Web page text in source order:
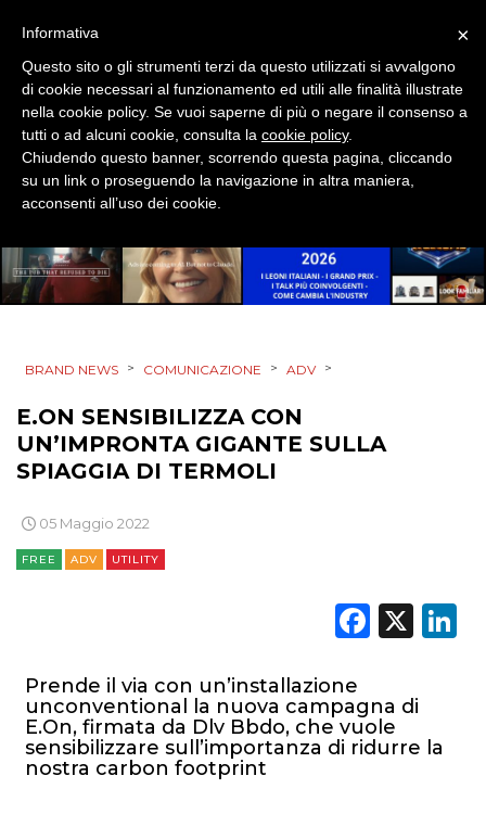
BRAND NEWS > COMUNICAZIONE > ADV >
E.ON SENSIBILIZZA CON
UN’IMPRONTA GIGANTE SULLA
SPIAGGIA DI TERMOLI
05 Maggio 2022
FREE ADV UTILITY
X
Prende il via con un’installazione
unconventional la nuova campagna di
E.On, firmata da Dlv Bbdo, che vuole
sensibilizzare sull’importanza di ridurre la
nostra carbon footprint
×
Informativa
Questo sito o gli strumenti terzi da questo utilizzati si avvalgono
di cookie necessari al funzionamento ed utili alle finalità illustrate
nella cookie policy. Se vuoi saperne di più o negare il consenso a
tutti o ad alcuni cookie, consulta la cookie policy.
Chiudendo questo banner, scorrendo questa pagina, cliccando
su un link o proseguendo la navigazione in altra maniera,
acconsenti all’uso dei cookie.